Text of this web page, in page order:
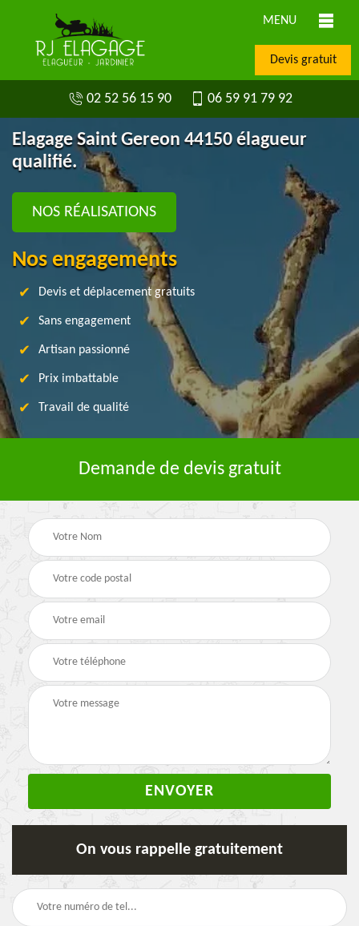
MENU
Devis gratuit
02 52 56 15 90 06 59 91 79 92
Elagage Saint Gereon 44150 élagueur
qualifié.
NOS RÉALISATIONS
Nos engagements
Devis et déplacement gratuits
Sans engagement
Artisan passionné
Prix imbattable
Travail de qualité
Demande de devis gratuit
On vous rappelle gratuitement